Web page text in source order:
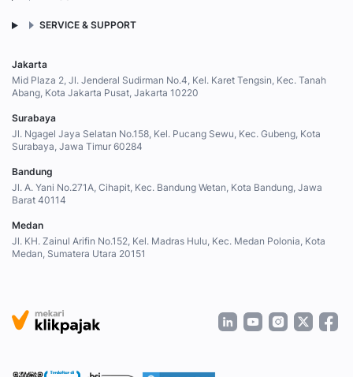
SERVICE & SUPPORT
Jakarta
Mid Plaza 2, Jl. Jenderal Sudirman No.4, Kel. Karet Tengsin, Kec. Tanah
Abang, Kota Jakarta Pusat, Jakarta 10220
Surabaya
Jl. Ngagel Jaya Selatan No.158, Kel. Pucang Sewu, Kec. Gubeng, Kota
Surabaya, Jawa Timur 60284
Bandung
Jl. A. Yani No.271A, Cihapit, Kec. Bandung Wetan, Kota Bandung, Jawa
Barat 40114
Medan
Jl. KH. Zainul Arifin No.152, Kel. Madras Hulu, Kec. Medan Polonia, Kota
Medan, Sumatera Utara 20151